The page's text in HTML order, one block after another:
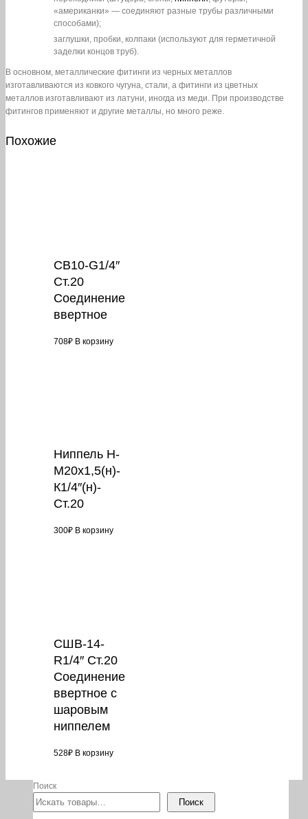
«американки» — соединяют разные трубы различными
способами);
заглушки, пробки, колпаки (используют для герметичной
заделки концов труб).
В основном, металлические фитинги из черных металлов
изготавливаются из ковкого чугуна, стали, а фитинги из цветных
металлов изготавливают из латуни, иногда из меди. При производстве
фитингов применяют и другие металлы, но много реже.
Похожие
СВ10-G1/4″
Ст.20
Соединение
ввертное
708₽ В корзину
Ниппель Н-
М20х1,5(н)-
К1/4″(н)-
Ст.20
300₽ В корзину
СШВ-14-
R1/4″ Ст.20
Соединение
ввертное с
шаровым
ниппелем
528₽ В корзину
Поиск
Поиск